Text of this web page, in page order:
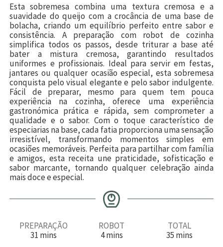
Esta sobremesa combina uma textura cremosa e a
suavidade do queijo com a crocância de uma base de
bolacha, criando um equilíbrio perfeito entre sabor e
consistência. A preparação com robot de cozinha
simplifica todos os passos, desde triturar a base até
bater a mistura cremosa, garantindo resultados
uniformes e profissionais. Ideal para servir em festas,
jantares ou qualquer ocasião especial, esta sobremesa
conquista pelo visual elegante e pelo sabor indulgente.
Fácil de preparar, mesmo para quem tem pouca
experiência na cozinha, oferece uma experiência
gastronómica prática e rápida, sem comprometer a
qualidade e o sabor. Com o toque característico de
especiarias na base, cada fatia proporciona uma sensação
irresistível, transformando momentos simples em
ocasiões memoráveis. Perfeita para partilhar com família
e amigos, esta receita une praticidade, sofisticação e
sabor marcante, tornando qualquer celebração ainda
mais doce e especial.
PREPARAÇÃO
31mmins
ROBOT
4mmins
TOTAL
35 m
mins